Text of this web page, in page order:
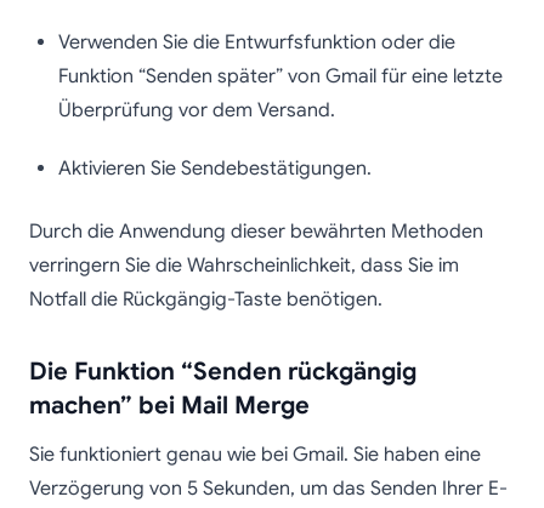
Verwenden Sie die Entwurfsfunktion oder die
Funktion “Senden später” von Gmail für eine letzte
Überprüfung vor dem Versand.
Aktivieren Sie Sendebestätigungen.
Durch die Anwendung dieser bewährten Methoden
verringern Sie die Wahrscheinlichkeit, dass Sie im
Notfall die Rückgängig-Taste benötigen.
Die Funktion “Senden rückgängig
machen” bei Mail Merge
Sie funktioniert genau wie bei Gmail. Sie haben eine
Verzögerung von 5 Sekunden, um das Senden Ihrer E-